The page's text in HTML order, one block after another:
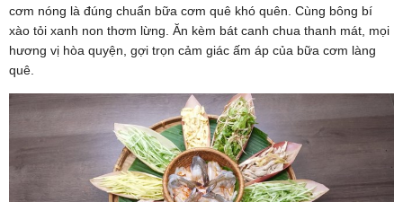
cơm nóng là đúng chuẩn bữa cơm quê khó quên. Cùng bông bí
xào tỏi xanh non thơm lừng. Ăn kèm bát canh chua thanh mát, mọi
hương vị hòa quyện, gợi trọn cảm giác ấm áp của bữa cơm làng
quê.